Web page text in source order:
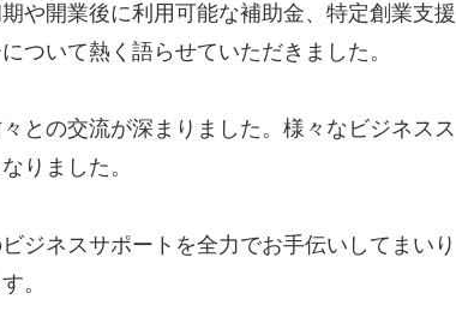
や開業後に利用可能な補助金、特定創業支援
ついて熱く語らせていただきました。
との交流が深まりました。様々なビジネスス
りました。
ジネスサポートを全力でお手伝いしてまいり
。